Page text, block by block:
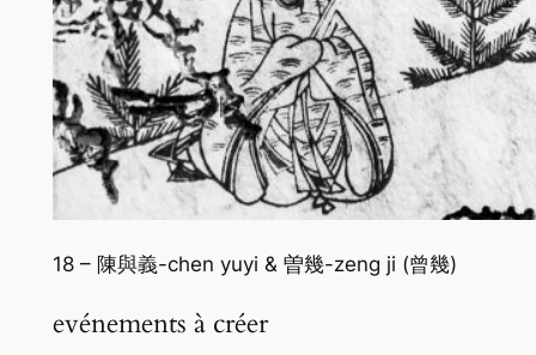
18 – 陳與義-chen yuyi & 曽幾-zeng ji (曾幾)
evénements à créer